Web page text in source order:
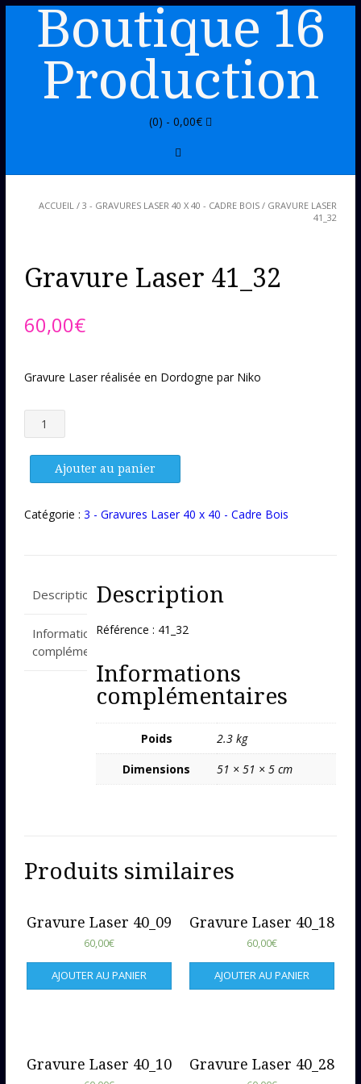
Boutique 16
Production
(0) - 0,00€
ACCUEIL / 3 - GRAVURES LASER 40 X 40 - CADRE BOIS / GRAVURE LASER
41_32
Gravure Laser 41_32
60,00€
Gravure Laser réalisée en Dordogne par Niko
quantité
de
41_32
Ajouter au panier
Catégorie : 3 - Gravures Laser 40 x 40 - Cadre Bois
Description
Informations
complémentaires
Description
Référence : 41_32
Informations
complémentaires
Poids
2.3 kg
Dimensions
51 × 51 × 5 cm
Produits similaires
Gravure Laser 40_09
60,00€
AJOUTER AU PANIER
Gravure Laser 40_18
60,00€
AJOUTER AU PANIER
Gravure Laser 40_10 Gravure Laser 40_28